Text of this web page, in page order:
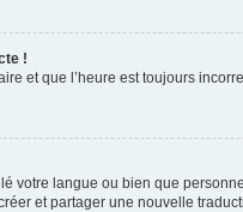
!
et que l’heure est toujours
votre langue ou bien que
et partager une nouvelle